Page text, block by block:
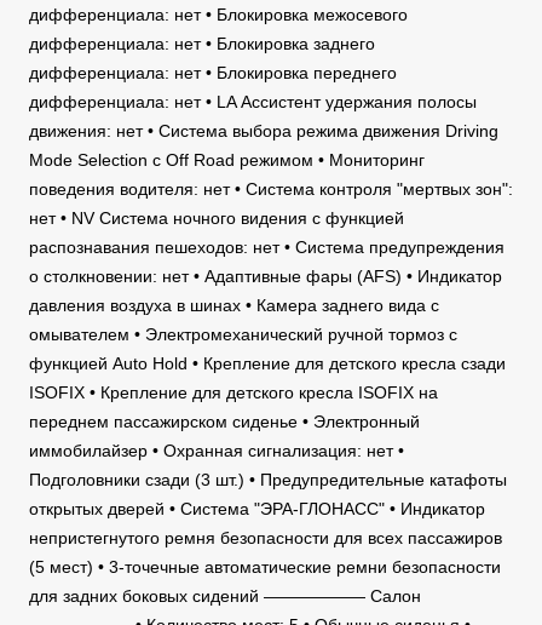
дифференциала: нет • Блокировка межосевого
дифференциала: нет • Блокировка заднего
дифференциала: нет • Блокировка переднего
дифференциала: нет • LA Ассистент удержания полосы
движения: нет • Система выбора режима движения Driving
Mode Selection с Off Road режимом • Мониторинг
поведения водителя: нет • Система контроля "мертвых зон":
нет • NV Система ночного видения с функцией
распознавания пешеходов: нет • Система предупреждения
о столкновении: нет • Адаптивные фары (AFS) • Индикатор
давления воздуха в шинах • Камера заднего вида с
омывателем • Электромеханический ручной тормоз с
функцией Auto Hold • Крепление для детского кресла сзади
ISOFIX • Крепление для детского кресла ISOFIX на
переднем пассажирском сиденье • Электронный
иммобилайзер • Охранная сигнализация: нет •
Подголовники сзади (3 шт.) • Предупредительные катафоты
открытых дверей • Система "ЭРА-ГЛОНАСС" • Индикатор
непристегнутого ремня безопасности для всех пассажиров
(5 мест) • 3-точечные автоматические ремни безопасности
для задних боковых сидений —————— Салон